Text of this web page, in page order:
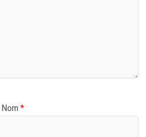
Nom *